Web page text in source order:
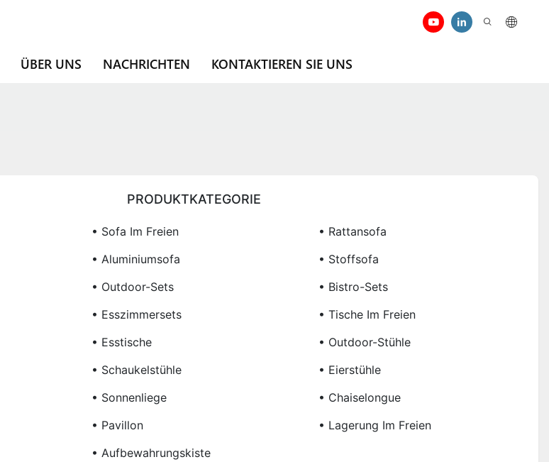
ÜBER UNS NACHRICHTEN KONTAKTIEREN SIE UNS
PRODUKTKATEGORIE
• Sofa Im Freien
• Rattansofa
• Aluminiumsofa
• Stoffsofa
• Outdoor-Sets
• Bistro-Sets
• Esszimmersets
• Tische Im Freien
• Esstische
• Outdoor-Stühle
• Schaukelstühle
• Eierstühle
• Sonnenliege
• Chaiselongue
• Pavillon
• Lagerung Im Freien
• Aufbewahrungskiste